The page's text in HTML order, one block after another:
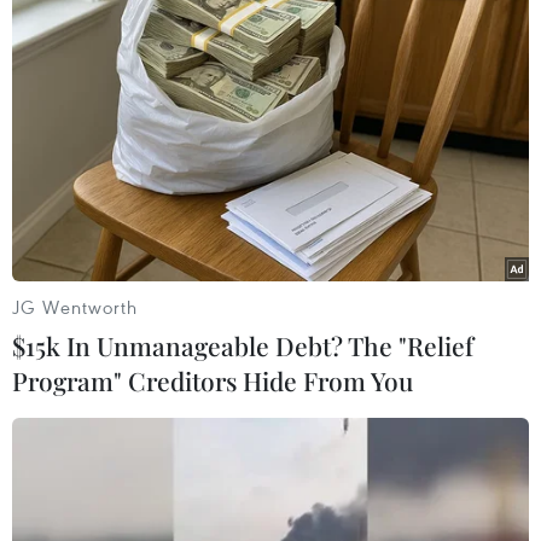
thành gạo, phục vụ 1.000 điểm bán hàng. Hiện
đơn vị đã sản xuất ra 30 dòng sản phẩm cung
cấp ra thị trường, phục vụ người tiêu dùng.
Thời gian tới, Công ty sẽ tiếp tục ứng dụng
nhiều tiến bộ mới trong sản xuất, mở rộng diện
tích sản xuất lớn trên tất cả xã, phường để tạo
vùng nguyên liệu nhập chế biến, tạo việc làm
cho hàng trăm lao động...
JG Wentworth
$15k In Unmanageable Debt? The "Relief
Program" Creditors Hide From You